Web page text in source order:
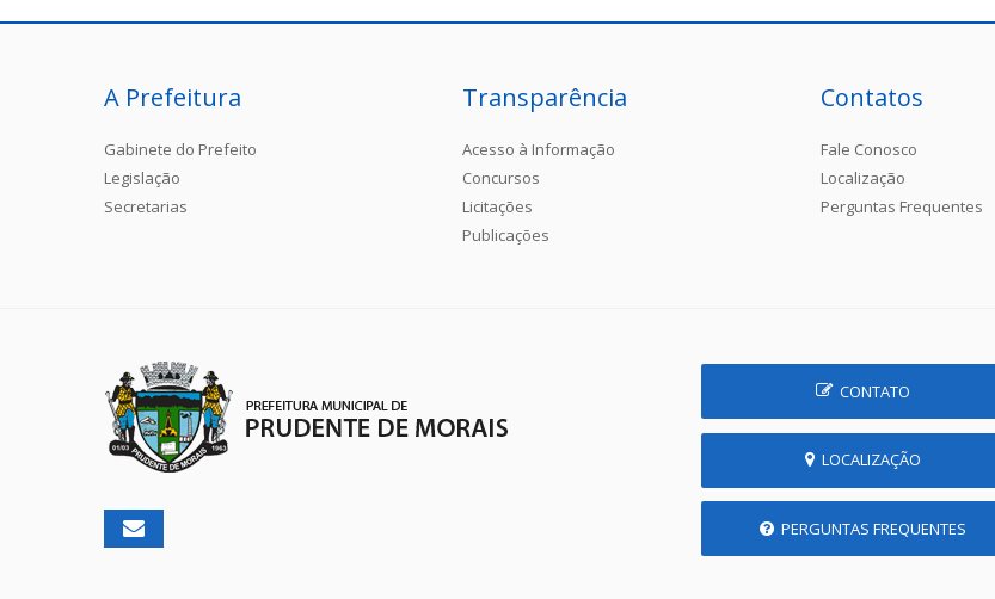
A Prefeitura
Gabinete do Prefeito
Legislação
Secretarias
Transparência
Acesso à Informação
Concursos
Licitações
Publicações
Contatos
Fale Conosco
Localização
Perguntas Frequentes
CONTATO
LOCALIZAÇÃO
PERGUNTAS FREQUENTES